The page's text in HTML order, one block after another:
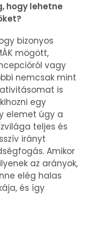
hogy lehetne
bizonyos
mögött,
vagy
nemcsak mint
is
egy
elemet úgy a
teljes és
irányt
Amikor
az arányok,
elég halas
és így